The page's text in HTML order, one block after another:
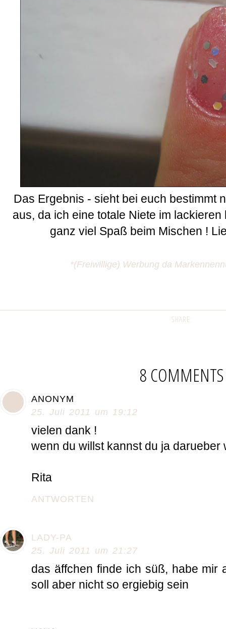
Das Ergebnis - sieht bei euch bestimmt
aus, da ich eine totale Niete im
ganz viel Spaß beim Mischen !
*(Freiwillige) Werbung da
SHARE:
8 COMMENTS
ANONYM
25. Juli 2011 um 19:12
vielen dank !
wenn du willst kannst du ja darueber
Rita
ANTWORTEN
LADY-PA
25. Juli 2011 um 21:27
das äffchen finde ich süß, habe mir
soll aber nicht so ergiebig sein